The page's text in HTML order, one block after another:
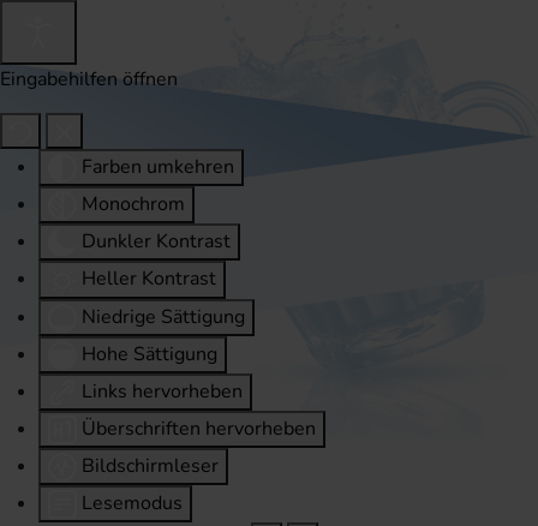
Eingabehilfen öffnen
Farben umkehren
Monochrom
Dunkler Kontrast
Heller Kontrast
Niedrige Sättigung
Hohe Sättigung
Links hervorheben
Überschriften hervorheben
Bildschirmleser
Lesemodus